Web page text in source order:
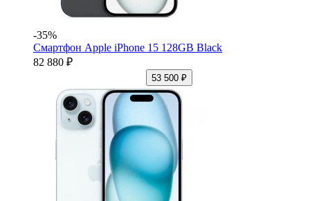
-35%
Смартфон Apple iPhone 15 128GB Black
82 880 ₽
53 500 ₽